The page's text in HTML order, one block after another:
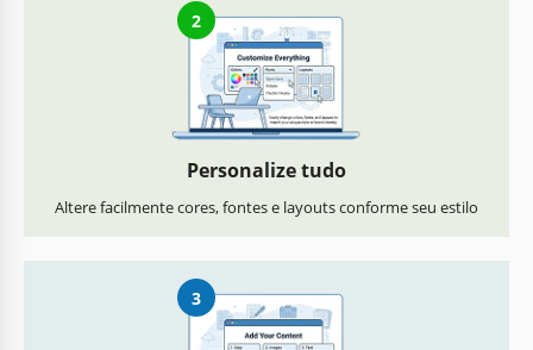
2
Personalize tudo
Altere facilmente cores, fontes e layouts conforme seu estilo
3